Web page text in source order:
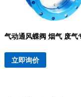
气动通风蝶阀 烟气 废气
立即询价